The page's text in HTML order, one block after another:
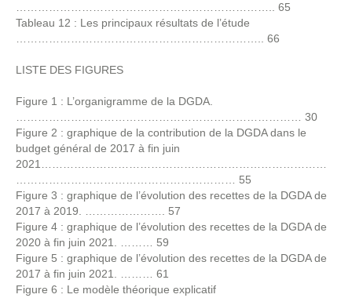
…………………………………………………………….. 65
Tableau 12 : Les principaux résultats de l’étude
………………………………………………………….. 66
LISTE DES FIGURES
Figure 1 : L’organigramme de la DGDA.
…………………………………………………………………… 30
Figure 2 : graphique de la contribution de la DGDA dans le
budget général de 2017 à fin juin
2021……………………………………………………………………
…………………………………………………… 55
Figure 3 : graphique de l’évolution des recettes de la DGDA de
2017 à 2019. …………………. 57
Figure 4 : graphique de l’évolution des recettes de la DGDA de
2020 à fin juin 2021. ……… 59
Figure 5 : graphique de l’évolution des recettes de la DGDA de
2017 à fin juin 2021. ……… 61
Figure 6 : Le modèle théorique explicatif